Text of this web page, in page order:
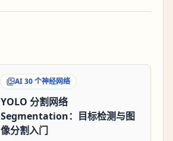
AI 30 个神经网络
YOLO 分割网络
Segmentation：目标检测与图
像分割入门